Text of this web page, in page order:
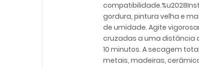
gordura, pintura velha e
de umidade. Agite
cruzadas a uma distância
10 minutos. A secagem
metais, madeiras,